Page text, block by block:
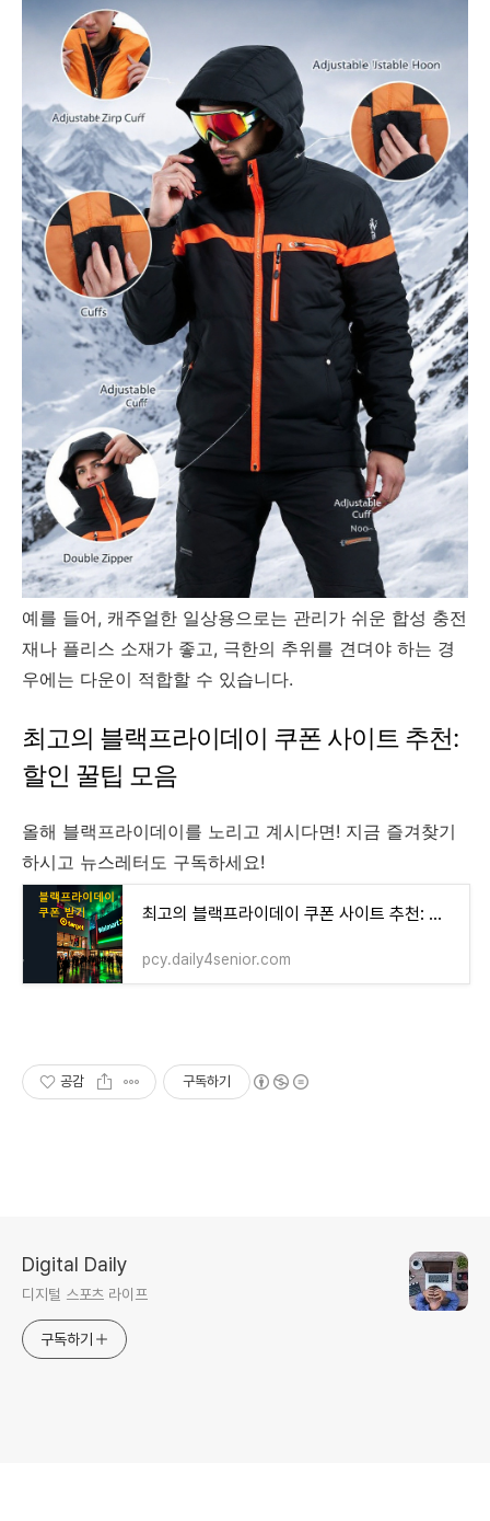
예를 들어, 캐주얼한 일상용으로는 관리가 쉬운 합성 충전
재나 플리스 소재가 좋고, 극한의 추위를 견뎌야 하는 경
우에는 다운이 적합할 수 있습니다.
최고의 블랙프라이데이 쿠폰 사이트 추천:
할인 꿀팁 모음
올해 블랙프라이데이를 노리고 계시다면! 지금 즐겨찾기
하시고 뉴스레터도 구독하세요!
최고의 블랙프라이데이 쿠폰 사이트 추천: 할인 꿀팁 모음
pcy.daily4senior.com
공감 구독하기
Digital Daily
디지털 스포츠 라이프
구독하기